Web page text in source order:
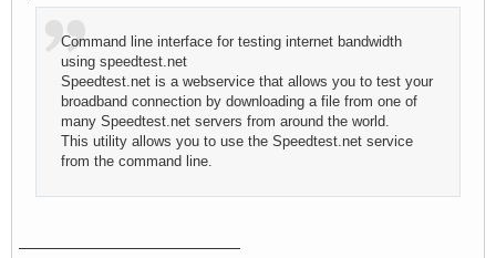
Command line interface for testing internet bandwidth
using speedtest.net
Speedtest.net is a webservice that allows you to test your
broadband connection by downloading a file from one of
many Speedtest.net servers from around the world.
This utility allows you to use the Speedtest.net service
from the command line.